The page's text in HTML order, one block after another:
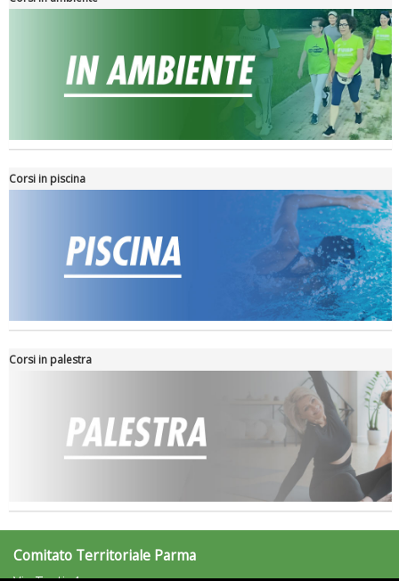
Tiziano Pesce nel Cda di Fondazione Terzjus: prima riunione a
Roma
Corsi in piscina
Corsi in palestra
Comitato Territoriale Parma